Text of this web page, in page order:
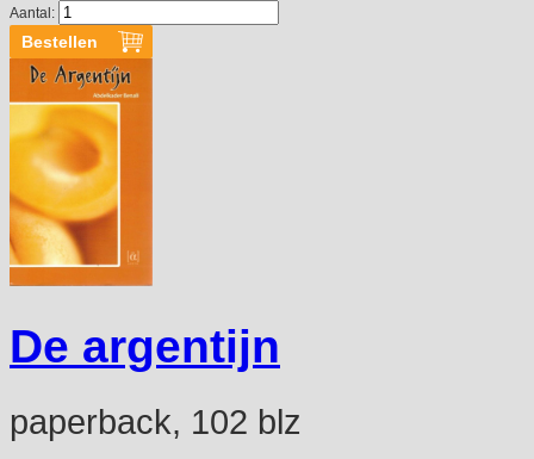
Aantal:
De argentijn
paperback, 102 blz